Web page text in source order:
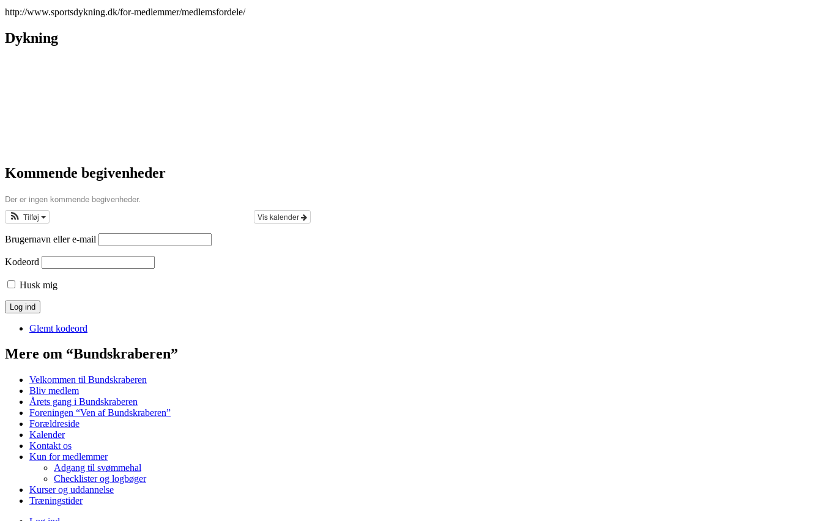
http://www.sportsdykning.dk/for-medlemmer/medlemsfordele/
Dykning
Kommende begivenheder
Der er ingen kommende begivenheder.
Vis kalender
Tilføj
Brugernavn eller e-mail
Kodeord
Husk mig
Glemt kodeord
Mere om “Bundskraberen”
Velkommen til Bundskraberen
Bliv medlem
Årets gang i Bundskraberen
Foreningen “Ven af Bundskraberen”
Forældreside
Kalender
Kontakt os
Kun for medlemmer
Adgang til svømmehal
Checklister og logbøger
Kurser og uddannelse
Træningstider